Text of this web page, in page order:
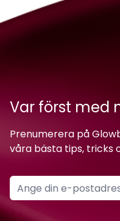
Var först med
Prenumerera på
våra bästa tips, tricks